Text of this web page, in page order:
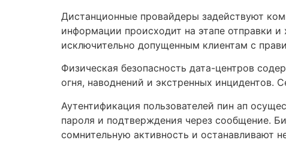
Дистанционные провайдеры задействуют
информации происходит на этапе отправки
исключительно допущенным клиентам с
Физическая безопасность дата-центров
огня, наводнений и экстренных инцидентов.
Аутентификация пользователей пин ап
пароля и подтверждения через сообщение.
сомнительную активность и останавливают